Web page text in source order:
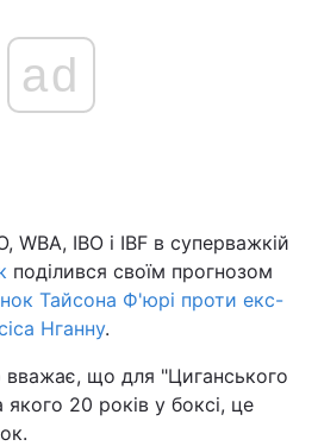
Війна
Політика
Світ
ad
WBA, IBO і IBF в суперважкій
поділився своїм прогнозом
Тайсона Ф'юрі проти екс-
Нганну.
вважає, що для "Циганського
20 років у боксі, це